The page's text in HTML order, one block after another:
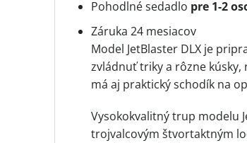
Pohodlné sedadlo pre 1-2
Záruka 24 mesiacov
Model JetBlaster DLX je
zvládnuť triky a rôzne kúsky,
má aj praktický schodík na
Vysokokvalitný trup modelu
trojvalcovým štvortaktným